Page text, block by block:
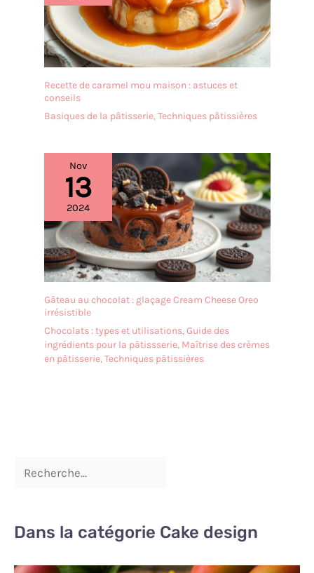
Recette de caramel mou maison : astuces et
conseils
Basiques de la pâtisserie,Techniques pâtissières
Nov
13
2024
Gâteau au chocolat : glaçage Cream Cheese Oreo
irrésistible
Chocolats : types et utilisations,Guide des
ingrédients pour la pâtissserie, Maîtrise des crèmes
en pâtisserie,Techniques pâtissières
Dans la catégorie Cake design